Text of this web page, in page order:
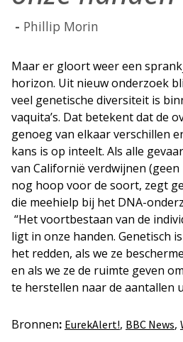
Phillip Morin
Maar er gloort weer een
horizon. Uit nieuw onderzoek
veel genetische diversiteit is
vaquita’s. Dat betekent dat de
genoeg van elkaar verschillen
kans is op inteelt. Als alle
van Californië verdwijnen
nog hoop voor de soort, zegt
die meehielp bij het DNA-
“Het voortbestaan van de
ligt in onze handen. Genetisch
het redden, als we ze
en als we ze de ruimte geven
te herstellen naar de aantallen
Bronnen: EurekAlert!, BBC News,